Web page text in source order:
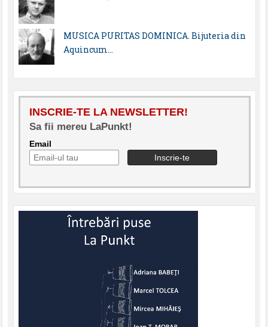
MUSICA PURITAS DOMINICA. Bijuteria din
Aquincum…
INSCRIE-TE LA NEWSLETTER!
Sa fii mereu LaPunkt!
Email